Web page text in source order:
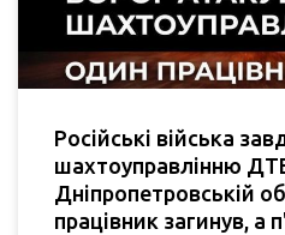
Російські війська
шахтоуправлінню
Дніпропетровській
працівник загинув, а